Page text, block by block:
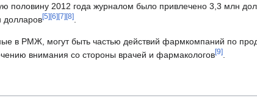
половину 2012 года журналом было привлечено 3,3 млн
долларов[5][6][7][8]
в РМЖ, могут быть частью действий фармкомпаний по
внимания со стороны врачей и фармакологов[9]